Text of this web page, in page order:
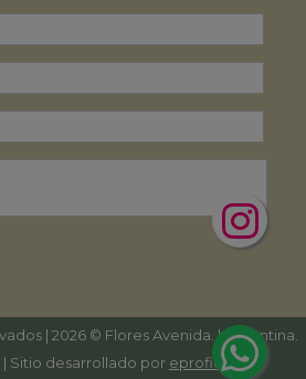
| 2026 © Flores Avenida. | Argentina.
| Sitio desarrollado por eproficio